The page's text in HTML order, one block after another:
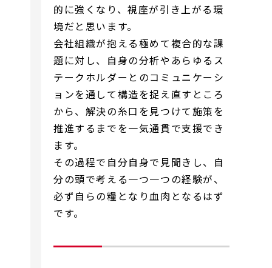
的に強くなり、視座が引き上がる環
境だと思います。
会社組織が抱える極めて複合的な課
題に対し、自身の分析やあらゆるス
テークホルダーとのコミュニケーシ
ョンを通して構造を捉え直すところ
から、解決の糸口を見つけて施策を
推進するまでを一気通貫で支援でき
ます。
その過程で自分自身で見聞きし、自
分の頭で考える一つ一つの経験が、
必ず自らの糧となり血肉となるはず
です。